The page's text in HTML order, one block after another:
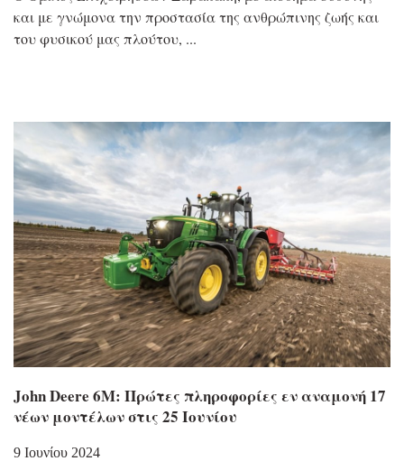
και με γνώμονα την προστασία της ανθρώπινης ζωής και
του φυσικού μας πλούτου,
John Deere 6M: Πρώτες πληροφορίες εν αναμονή 17
νέων μοντέλων στις 25 Ιουνίου
9 Ιουνίου 2024